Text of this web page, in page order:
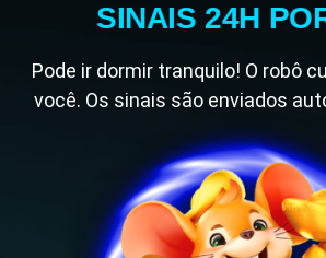
SINAIS 24H
Pode ir dormir tranquilo! O robô
você. Os sinais são enviados